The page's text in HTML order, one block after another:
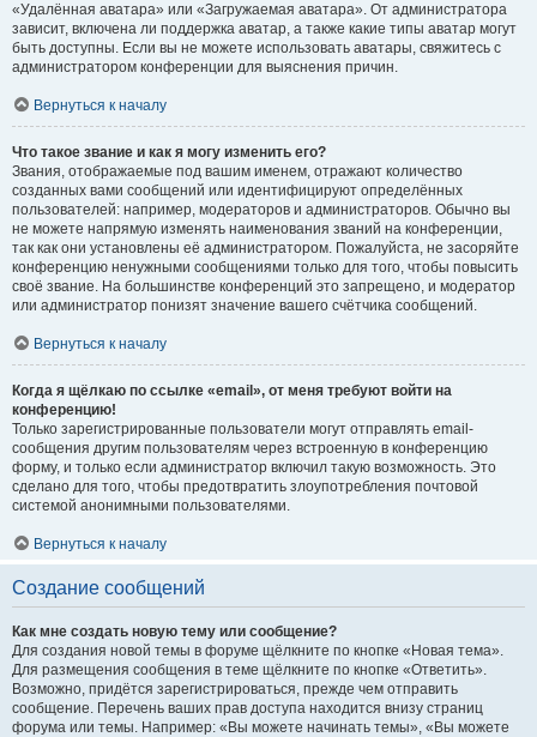
«Удалённая аватара» или «Загружаемая аватара». От администратора
зависит, включена ли поддержка аватар, а также какие типы аватар могут
быть доступны. Если вы не можете использовать аватары, свяжитесь с
администратором конференции для выяснения причин.
Вернуться к началу
Что такое звание и как я могу изменить его?
Звания, отображаемые под вашим именем, отражают количество
созданных вами сообщений или идентифицируют определённых
пользователей: например, модераторов и администраторов. Обычно вы
не можете напрямую изменять наименования званий на конференции,
так как они установлены её администратором. Пожалуйста, не засоряйте
конференцию ненужными сообщениями только для того, чтобы повысить
своё звание. На большинстве конференций это запрещено, и модератор
или администратор понизят значение вашего счётчика сообщений.
Вернуться к началу
Когда я щёлкаю по ссылке «email», от меня требуют войти на
конференцию!
Только зарегистрированные пользователи могут отправлять email-
сообщения другим пользователям через встроенную в конференцию
форму, и только если администратор включил такую возможность. Это
сделано для того, чтобы предотвратить злоупотребления почтовой
системой анонимными пользователями.
Вернуться к началу
Создание сообщений
Как мне создать новую тему или сообщение?
Для создания новой темы в форуме щёлкните по кнопке «Новая тема».
Для размещения сообщения в теме щёлкните по кнопке «Ответить».
Возможно, придётся зарегистрироваться, прежде чем отправить
сообщение. Перечень ваших прав доступа находится внизу страниц
форума или темы. Например: «Вы можете начинать темы», «Вы можете